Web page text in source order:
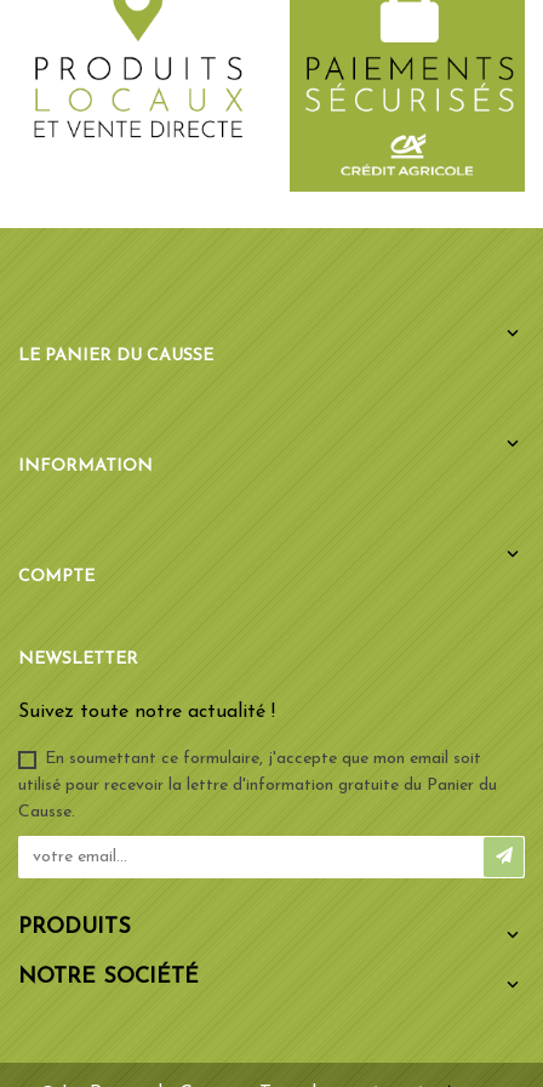
LE PANIER DU CAUSSE

INFORMATION

COMPTE

NEWSLETTER
Suivez toute notre actualité !
En soumettant ce formulaire, j'accepte que mon email soit
utilisé pour recevoir la lettre d'information gratuite du Panier du
Causse.
PRODUITS 
NOTRE SOCIÉTÉ 